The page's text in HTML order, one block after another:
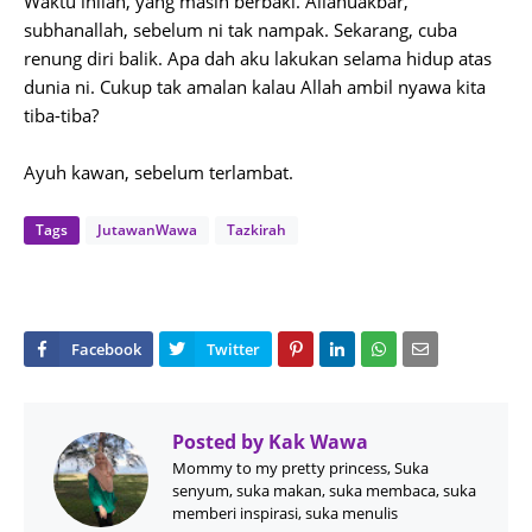
subhanallah, sebelum ni tak nampak. Sekarang, cuba
renung diri balik. Apa dah aku lakukan selama hidup atas
dunia ni. Cukup tak amalan kalau Allah ambil nyawa kita
tiba-tiba?
Ayuh kawan, sebelum terlambat.
Tags JutawanWawa Tazkirah
Posted by Kak Wawa
Mommy to my pretty princess, Suka
senyum, suka makan, suka membaca, suka
memberi inspirasi, suka menulis